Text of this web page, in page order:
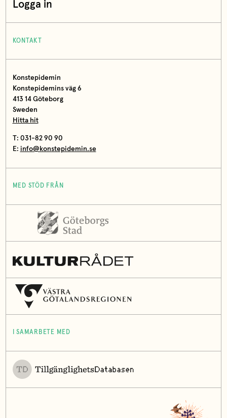
Logga in
KONTAKT
Konstepidemin
Konstepidemins väg 6
413 14 Göteborg
Sweden
Hitta hit
T: 031-82 90 90
E: info@konstepidemin.se
MED STÖD FRÅN
I SAMARBETE MED